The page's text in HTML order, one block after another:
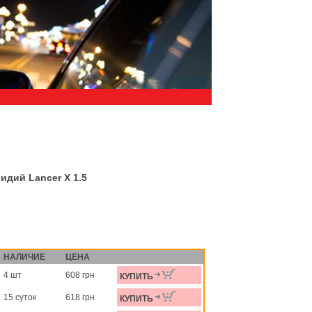
Lancer X 1.5
НАЛИЧИЕ
ЦЕНА
4 шт 608 грн КУПИТЬ
15 суток 618 грн КУПИТЬ